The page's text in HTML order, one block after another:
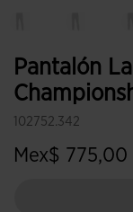
Pantalón
102752.342
Mex$ 775,00